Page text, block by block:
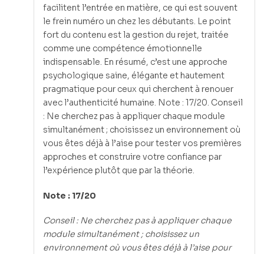
facilitent l’entrée en matière, ce qui est souvent
le frein numéro un chez les débutants. Le point
fort du contenu est la gestion du rejet, traitée
comme une compétence émotionnelle
indispensable. En résumé, c’est une approche
psychologique saine, élégante et hautement
pragmatique pour ceux qui cherchent à renouer
avec l’authenticité humaine. Note : 17/20. Conseil
: Ne cherchez pas à appliquer chaque module
simultanément ; choisissez un environnement où
vous êtes déjà à l’aise pour tester vos premières
approches et construire votre confiance par
l’expérience plutôt que par la théorie.
Note : 17/20
Conseil : Ne cherchez pas à appliquer chaque
module simultanément ; choisissez un
environnement où vous êtes déjà à l’aise pour